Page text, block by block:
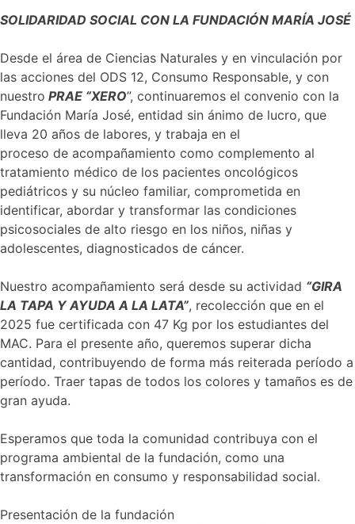
SOLIDARIDAD SOCIAL CON LA FUNDACIÓN MARÍA JOSÉ
Desde el área de Ciencias Naturales y en vinculación por
las acciones del ODS 12, Consumo Responsable, y con
nuestro PRAE “XERO”, continuaremos el convenio con la
Fundación María José, entidad sin ánimo de lucro, que
lleva 20 años de labores, y trabaja en el
proceso de acompañamiento como complemento al
tratamiento médico de los pacientes oncológicos
pediátricos y su núcleo familiar, comprometida en
identificar, abordar y transformar las condiciones
psicosociales de alto riesgo en los niños, niñas y
adolescentes, diagnosticados de cáncer.
Nuestro acompañamiento será desde su actividad “GIRA
LA TAPA Y AYUDA A LA LATA”, recolección que en el
2025 fue certificada con 47 Kg por los estudiantes del
MAC. Para el presente año, queremos superar dicha
cantidad, contribuyendo de forma más reiterada período a
período. Traer tapas de todos los colores y tamaños es de
gran ayuda.
Esperamos que toda la comunidad contribuya con el
programa ambiental de la fundación, como una
transformación en consumo y responsabilidad social.
Presentación de la fundación